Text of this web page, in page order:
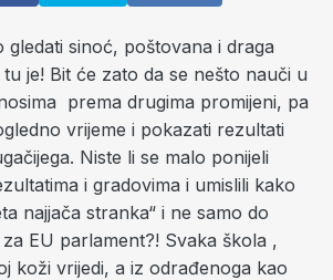
gledati sinoć, poštovana i draga
je! Bit će zato da se nešto nauči u
prema drugima promijeni, pa
vrijeme i pokazati rezultati
Niste li se malo ponijeli
i gradovima i umislili kako
najjača stranka“ i ne samo do
EU parlament?! Svaka škola ,
koži vrijedi, a iz odrađenoga kao